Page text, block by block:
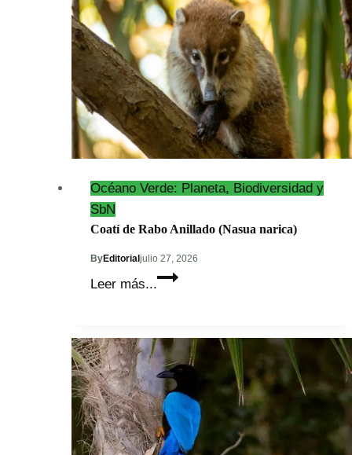
Océano Verde: Planeta, Biodiversidad y
SbN
Coatí de Rabo Anillado (Nasua narica)
ByEditorial julio 27, 2026
Leer más...
Coatí
Anillado
(Nasua
narica)